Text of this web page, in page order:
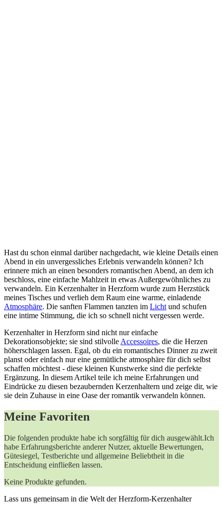
Hast ⁤du schon einmal darüber nachgedacht, ⁢wie kleine Details einen
Abend in‌ ein ⁣unvergessliches‍ Erlebnis verwandeln‍ können? Ich
erinnere mich ⁣an einen besonders romantischen Abend, an dem ich
beschloss, eine einfache ​Mahlzeit in etwas Außergewöhnliches zu⁣
verwandeln. Ein Kerzenhalter in Herzform wurde zum Herzstück
meines Tisches und⁣ verlieh dem Raum eine warme, einladende
Atmosphäre. Die sanften Flammen tanzten⁤ im ‌ Licht und‍ schufen
⁤eine intime Stimmung, die ich⁤ so schnell nicht vergessen werde.
Kerzenhalter in Herzform sind nicht nur einfache
Dekorationsobjekte; sie sind stilvolle Accessoires,⁤ die die ⁤Herzen
höherschlagen lassen. Egal, ob du ‌ein romantisches Dinner zu zweit
‌planst oder einfach ⁢nur eine ⁢gemütliche atmosphäre für ⁣dich selbst
schaffen möchtest ‌- diese kleinen ‌Kunstwerke sind die⁤ perfekte
Ergänzung. In diesem ‌Artikel teile ich meine Erfahrungen und
Eindrücke zu diesen bezaubernden Kerzenhaltern und zeige dir, ⁣wie
sie dein Zuhause in eine Oase der romantik⁢ verwandeln ‌können.​
Meine Favoriten
Die folgenden produkte habe ich ‌sorgfältig für dich ​ausgewählt.Ich
habe Erfahrungsberichte anderer ​Nutzer, ⁢aktuelle​ Bewertungen,
Gütesiegel,⁢ Testberichte und allgemeine ‍Beliebtheit in die
Entscheidung einfließen lassen.
Keine Produkte gefunden.
Lass ‍uns gemeinsam in‍ die Welt​ der Herzform-Kerzenhalter